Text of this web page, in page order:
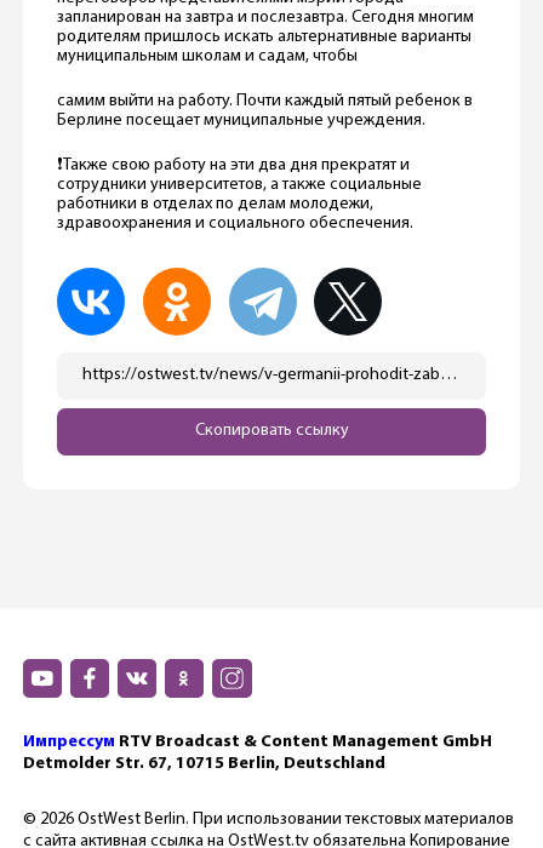
запланирован на завтра и послезавтра. Сегодня многим
родителям пришлось искать альтернативные варианты
муниципальным школам и садам, чтобы
самим выйти на работу. Почти каждый пятый ребенок в
Берлине посещает муниципальные учреждения.
❗️Также свою работу на эти два дня прекратят и
сотрудники университетов, а также социальные
работники в отделах по делам молодежи,
здравоохранения и социального обеспечения.
https://ostwest.tv/news/v-germanii-prohodit-zabastovka-uchitelej/
Скопировать ссылку
Импрессум RTV Broadcast & Content Management GmbH
Detmolder Str. 67, 10715 Berlin, Deutschland
© 2026 OstWest Berlin. При использовании текстовых материалов
с сайта активная ссылка на OstWest.tv обязательна Копирование